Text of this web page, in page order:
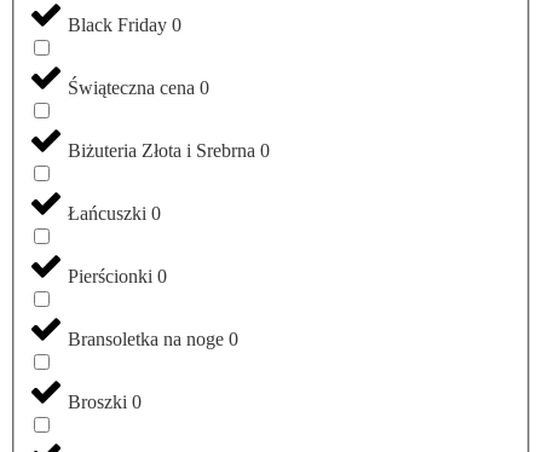
Black Friday 0
Świąteczna cena 0
Biżuteria Złota i Srebrna 0
Łańcuszki 0
Pierścionki 0
Bransoletka na noge 0
Broszki 0